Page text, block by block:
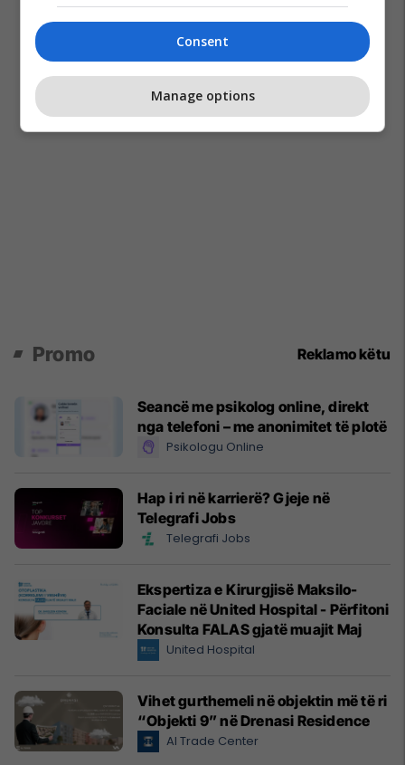
Promo Reklamo këtu
Seancë me psikolog online, direkt
nga telefoni – me anonimitet të plotë
Psikologu Online
Hap i ri në karrierë? Gjeje në
Telegrafi Jobs
Telegrafi Jobs
Ekspertiza e Kirurgjisë Maksilo-
Faciale në United Hospital - Përfitoni
Konsulta FALAS gjatë muajit Maj
United Hospital
Vihet gurthemeli në objektin më të ri
“Objekti 9” në Drenasi Residence
Al Trade Center
Consent
Manage options